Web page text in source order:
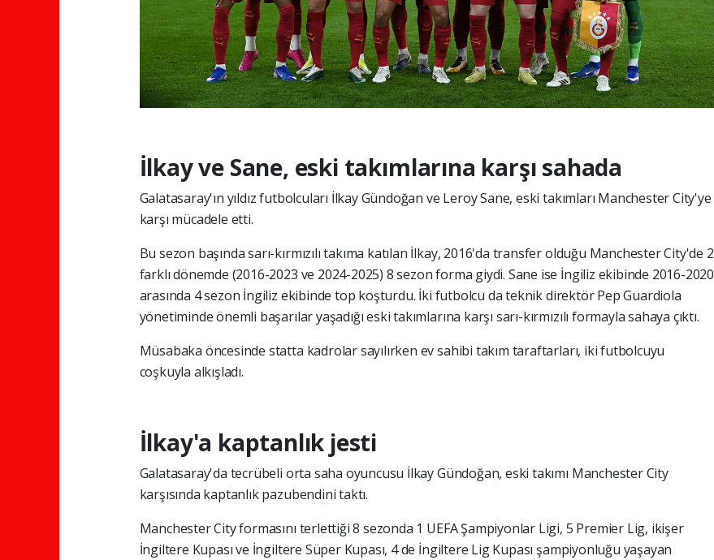
İlkay ve Sane, eski takımlarına karşı sahada
Galatasaray'ın yıldız futbolcuları İlkay Gündoğan ve Leroy Sane, eski takımları Manchester City'ye
karşı mücadele etti.
Bu sezon başında sarı-kırmızılı takıma katılan İlkay, 2016'da transfer olduğu Manchester City'de 2
farklı dönemde (2016-2023 ve 2024-2025) 8 sezon forma giydi. Sane ise İngiliz ekibinde 2016-2020
arasında 4 sezon İngiliz ekibinde top koşturdu. İki futbolcu da teknik direktör Pep Guardiola
yönetiminde önemli başarılar yaşadığı eski takımlarına karşı sarı-kırmızılı formayla sahaya çıktı.
Müsabaka öncesinde statta kadrolar sayılırken ev sahibi takım taraftarları, iki futbolcuyu
coşkuyla alkışladı.
İlkay'a kaptanlık jesti
Galatasaray'da tecrübeli orta saha oyuncusu İlkay Gündoğan, eski takımı Manchester City
karşısında kaptanlık pazubendini taktı.
Manchester City formasını terlettiği 8 sezonda 1 UEFA Şampiyonlar Ligi, 5 Premier Lig, ikişer
İngiltere Kupası ve İngiltere Süper Kupası, 4 de İngiltere Lig Kupası şampiyonluğu yaşayan